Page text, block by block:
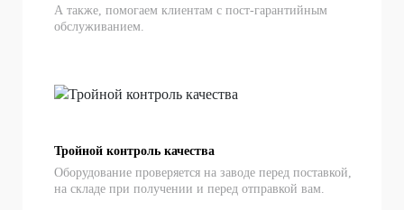
А также, помогаем клиентам с пост-гарантийным
обслуживанием.
Тройной контроль качества
Оборудование проверяется на заводе перед поставкой,
на складе при получении и перед отправкой вам.